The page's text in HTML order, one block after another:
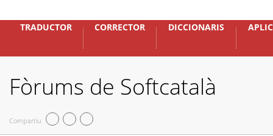
TRADUCTOR CORRECTOR DICCIONARIS
Fòrums de Softcatalà
Compartiu